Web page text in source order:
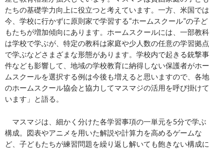
たちの基礎学力向上に役立つと考えています。一方、米国では
今、学校に行かずに原則家で学習する“ホームスクール”の子ど
もたちが増加傾向にあります。ホームスクールには、一部教科
は学校で学ぶが、特定の教科は家庭や少人数の任意の学習拠点
で学ぶなどさまざまな形態があります。学校内で起きる銃撃事
件なども影響して、地域の学校教育に納得しない保護者がホー
ムスクールを選択する例は今後も増えると思いますので、各地
のホームスクール協会と協力してマスマジの活用を呼び掛けて
います」と語る。
マスマジは、細かく分けた各学習事項の一単元を5分で学ぶ
構成。図表やアニメを用いた解説や計算力を高めるゲームな
ど、子どもたちが練習問題を繰り返し解いても飽きない構成に